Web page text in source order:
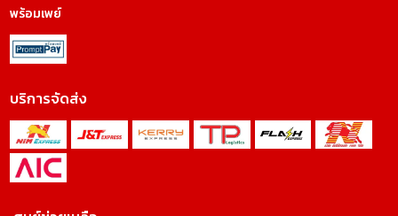
พร้อมเพย์
บริการจัดส่ง